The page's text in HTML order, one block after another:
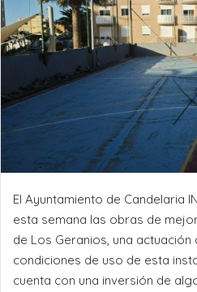
El Ayuntamiento de Candelaria
esta semana las obras de
de Los Geranios, una
condiciones de uso de esta
cuenta con una inversión de